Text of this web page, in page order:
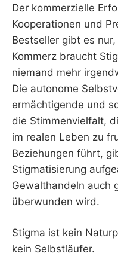
Der kommerzielle
Kooperationen und
Bestseller gibt es
Kommerz braucht
niemand mehr
Die autonome
ermächtigende und
die Stimmenvielfalt,
im realen Leben zu
Beziehungen führt,
Stigmatisierung
Gewalthandeln auch
überwunden wird.
Stigma ist kein
kein Selbstläufer.